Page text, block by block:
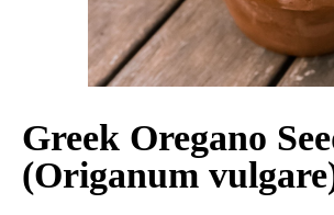
Greek Oregano
(Origanum